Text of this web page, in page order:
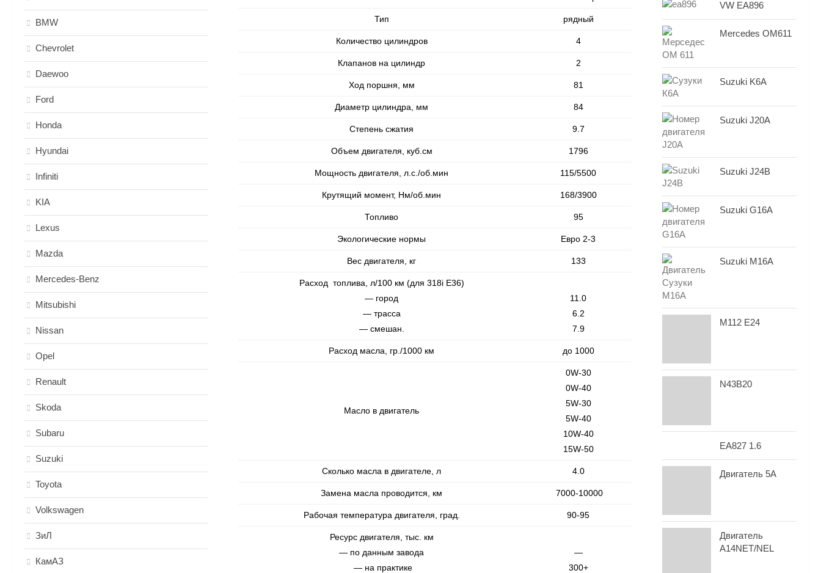
Тип рядный
Количество цилиндров 4
Клапанов на цилиндр 2
Ход поршня, мм 81
Диаметр цилиндра, мм 84
Степень сжатия 9.7
Объем двигателя, куб.см 1796
Мощность двигателя, л.с./об.мин 115/5500
Крутящий момент, Нм/об.мин 168/3900
Топливо 95
Экологические нормы Евро 2-3
Вес двигателя, кг 133
Расход топлива, л/100 км (для 318i E36)
— город
— трасса
— смешан.
11.0
6.2
7.9
Расход масла, гр./1000 км до 1000
Масло в двигатель
0W-30
0W-40
5W-30
5W-40
10W-40
15W-50
Сколько масла в двигателе, л 4.0
Замена масла проводится, км 7000-10000
Рабочая температура двигателя, град. 90-95
Ресурс двигателя, тыс. км
— по данным завода
— на практике
—
300+
BMW
Chevrolet
Daewoo
Ford
Honda
Hyundai
Infiniti
KIA
Lexus
Mazda
Mercedes-Benz
Mitsubishi
Nissan
Opel
Renault
Skoda
Subaru
Suzuki
Toyota
Volkswagen
ЗиЛ
КамАЗ
VW EA896
Mercedes OM611
Suzuki K6A
Suzuki J20A
Suzuki J24B
Suzuki G16A
Suzuki M16A
M112 E24
N43B20
EA827 1.6
Двигатель 5A
Двигатель
A14NET/NEL